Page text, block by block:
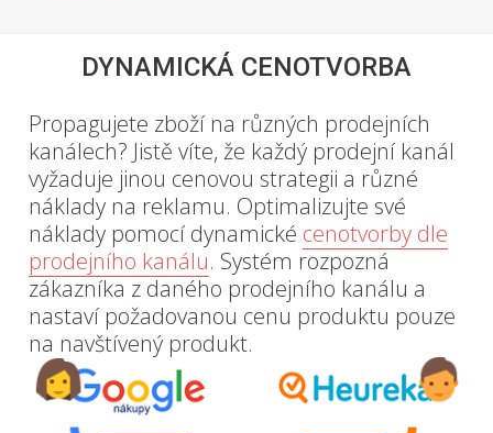
DYNAMICKÁ CENOTVORBA
Propagujete zboží na různých prodejních
kanálech? Jistě víte, že každý prodejní kanál
vyžaduje jinou cenovou strategii a různé
náklady na reklamu. Optimalizujte své
náklady pomocí dynamické cenotvorby dle
prodejního kanálu. Systém rozpozná
zákazníka z daného prodejního kanálu a
nastaví požadovanou cenu produktu pouze
na navštívený produkt.